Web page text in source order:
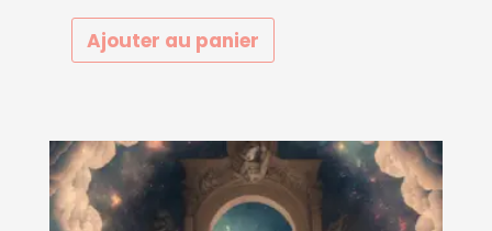
sur
Ajouter au panier